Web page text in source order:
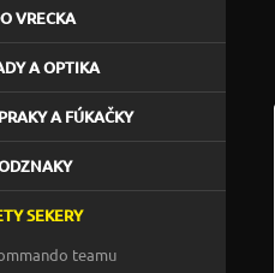
VRECKA
A OPTIKA
A FÚKAČKY
SEKERY
teamu